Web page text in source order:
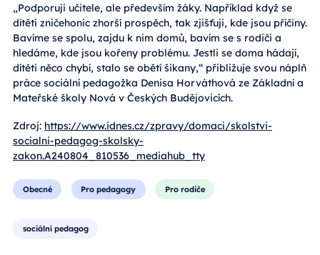
„Podporuji učitele, ale především žáky. Například když se
dítěti zničehonic zhorší prospěch, tak zjišťuji, kde jsou příčiny.
Bavíme se spolu, zajdu k nim domů, bavím se s rodiči a
hledáme, kde jsou kořeny problému. Jestli se doma hádají,
dítěti něco chybí, stalo se obětí šikany,“ přibližuje svou náplň
práce sociální pedagožka Denisa Horváthová ze Základní a
Mateřské školy Nová v Českých Budějovicích.
Zdroj: https://www.idnes.cz/zpravy/domaci/skolstvi-
socialni-pedagog-skolsky-
zakon.A240804_810536_mediahub_tty
Obecné Pro pedagogy Pro rodiče
sociální pedagog